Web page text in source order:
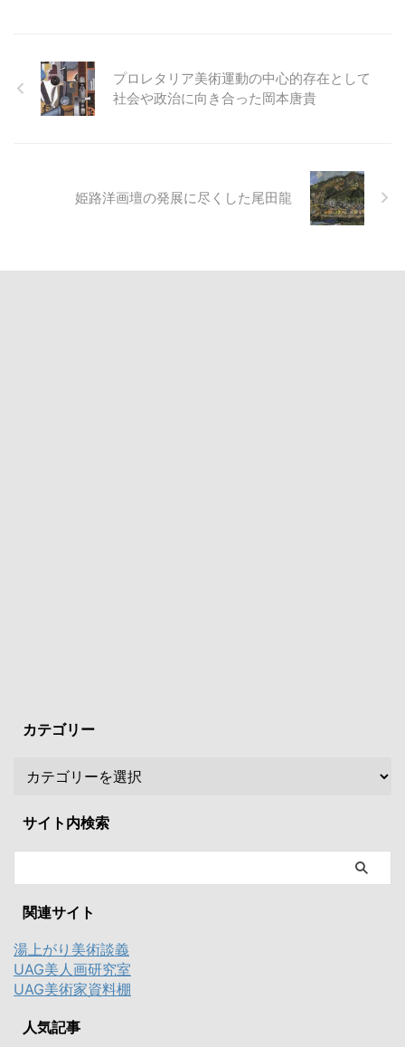
プロレタリア美術運動の中心的存在として
社会や政治に向き合った岡本唐貴
姫路洋画壇の発展に尽くした尾田龍
カテゴリー
サイト内検索
関連サイト
湯上がり美術談義
UAG美人画研究室
UAG美術家資料棚
人気記事